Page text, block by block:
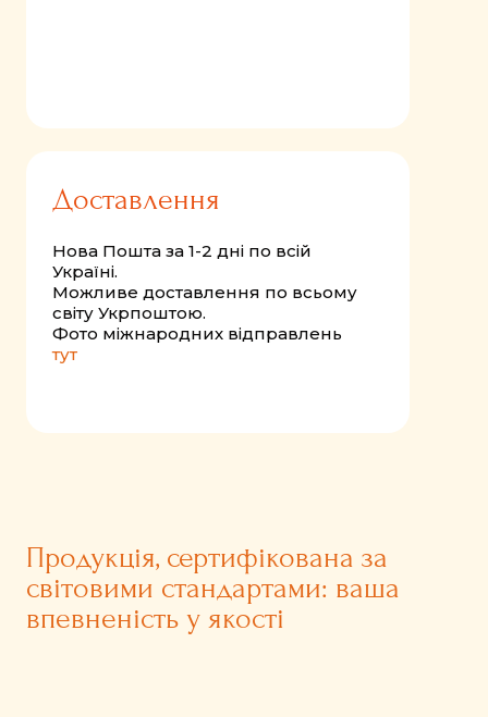
Нова Пошта за 1-2 дні по всій
Україні.
Можливе доставлення по всьому
світу Укрпоштою.
Фото міжнародних відправлень
тут
Доставлення
Продукція, сертифікована за
світовими стандартами: ваша
впевненість у якості